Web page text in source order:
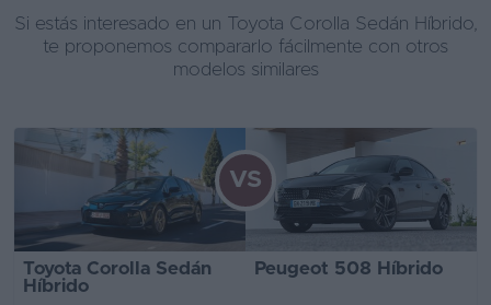
Si estás interesado en un Toyota Corolla Sedán Híbrido,
te proponemos compararlo fácilmente con otros
modelos similares
Toyota Corolla Sedán
Híbrido
Peugeot 508 Híbrido
VS